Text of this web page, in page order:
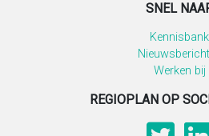
SNEL
Kennisbank
Werken bij
REGIOPLAN OP